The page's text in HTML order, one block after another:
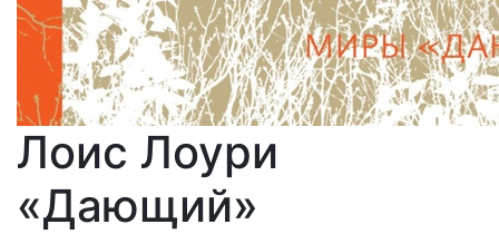
Лоис Лоури
«Дающий»